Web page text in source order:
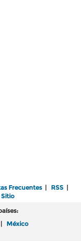
Frecuentes | RSS |
Sitio
| México